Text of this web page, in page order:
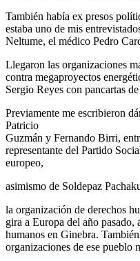
También había ex presos
estaba uno de mis
Neltume, el médico Pedro
Llegaron las organizaciones
contra megaproyectos
Sergio Reyes con pancartas
Previamente me escribieron
Patricio
Guzmán y Fernando Birri,
representante del Partido
europeo,
asimismo de Soldepaz
la organización de derechos
gira a Europa del año pasado,
humanos en Ginebra.
organizaciones de ese pueblo